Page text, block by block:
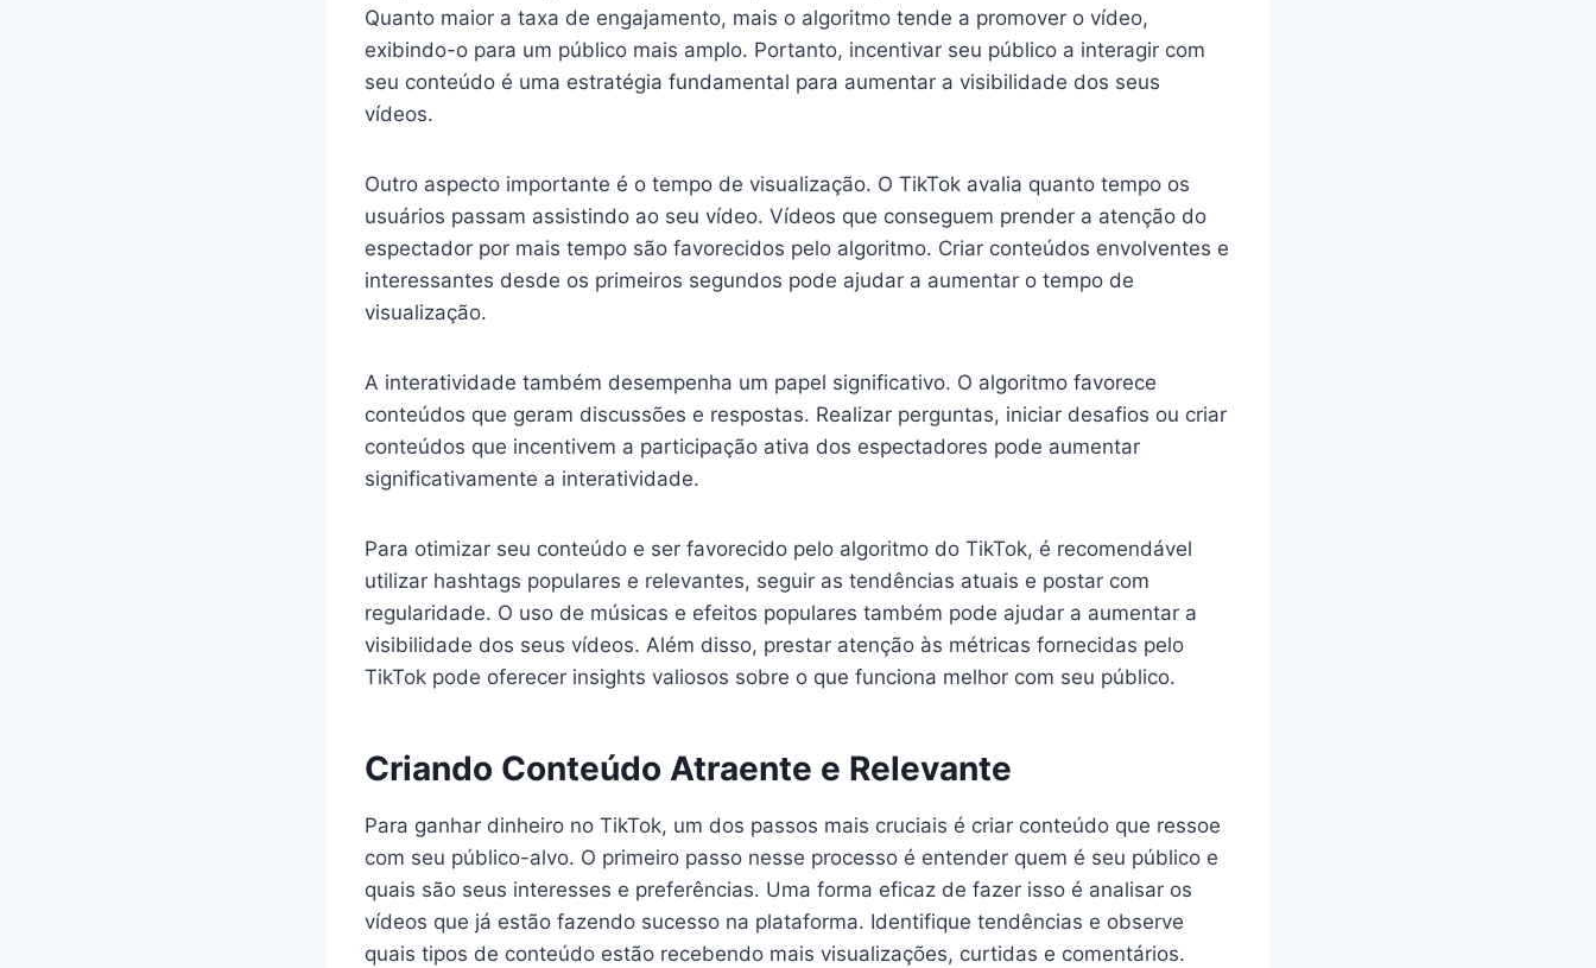
Quanto maior a taxa de engajamento, mais o algoritmo tende a promover o vídeo,
exibindo-o para um público mais amplo. Portanto, incentivar seu público a interagir com
seu conteúdo é uma estratégia fundamental para aumentar a visibilidade dos seus
vídeos.
Outro aspecto importante é o tempo de visualização. O TikTok avalia quanto tempo os
usuários passam assistindo ao seu vídeo. Vídeos que conseguem prender a atenção do
espectador por mais tempo são favorecidos pelo algoritmo. Criar conteúdos envolventes e
interessantes desde os primeiros segundos pode ajudar a aumentar o tempo de
visualização.
A interatividade também desempenha um papel significativo. O algoritmo favorece
conteúdos que geram discussões e respostas. Realizar perguntas, iniciar desafios ou criar
conteúdos que incentivem a participação ativa dos espectadores pode aumentar
significativamente a interatividade.
Para otimizar seu conteúdo e ser favorecido pelo algoritmo do TikTok, é recomendável
utilizar hashtags populares e relevantes, seguir as tendências atuais e postar com
regularidade. O uso de músicas e efeitos populares também pode ajudar a aumentar a
visibilidade dos seus vídeos. Além disso, prestar atenção às métricas fornecidas pelo
TikTok pode oferecer insights valiosos sobre o que funciona melhor com seu público.
Criando Conteúdo Atraente e Relevante
Para ganhar dinheiro no TikTok, um dos passos mais cruciais é criar conteúdo que ressoe
com seu público-alvo. O primeiro passo nesse processo é entender quem é seu público e
quais são seus interesses e preferências. Uma forma eficaz de fazer isso é analisar os
vídeos que já estão fazendo sucesso na plataforma. Identifique tendências e observe
quais tipos de conteúdo estão recebendo mais visualizações, curtidas e comentários.